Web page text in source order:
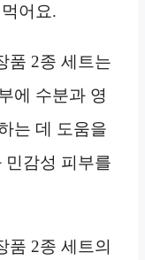
어요.
품 2종 세트는
에 수분과 영
는 데 도움을
민감성 피부를
품 2종 세트의